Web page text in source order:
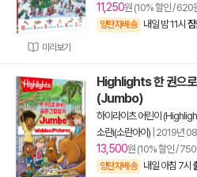
미리보기
11,250원 (10% 할인 / 620
양탄자배송 내일 밤 11시
Highlights 한 권으로
(Jumbo)
하이라이츠 어린이
소란i(소란아이) 2019년
13,500원 (10% 할인 /
양탄자배송 내일 아침 7시